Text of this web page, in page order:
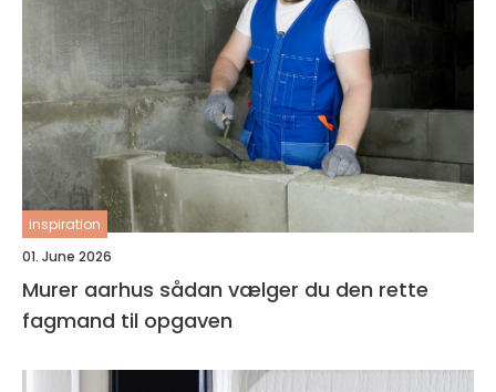
inspiration
01. June 2026
Murer aarhus sådan vælger du den rette
fagmand til opgaven